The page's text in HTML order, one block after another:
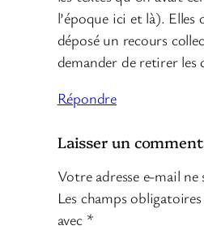
l’époque ici et là).
déposé un recours
demander de retirer les
Répondre
Laisser un
Votre adresse e-mail ne
Les champs
avec *